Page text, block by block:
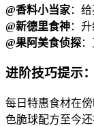
@香料小当家：
@新德里食神：
@果阿美食侦探
进阶技巧提示：
每日特惠食材在
色脆球配方至今还